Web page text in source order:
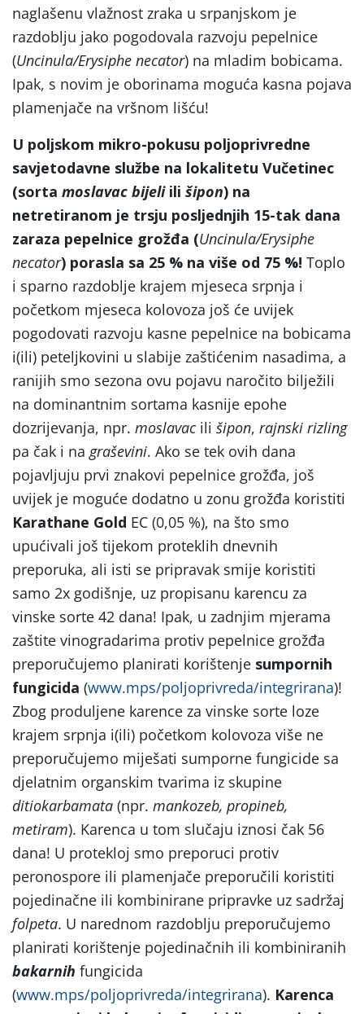
naglašenu vlažnost zraka u srpanjskom je
razdoblju jako pogodovala razvoju pepelnice
(Uncinula/Erysiphe necator) na mladim bobicama.
Ipak, s novim je oborinama moguća kasna pojava
plamenjače na vršnom lišću!
U poljskom mikro-pokusu poljoprivredne
savjetodavne službe na lokalitetu Vučetinec
(sorta moslavac bijeliili šipon) na
netretiranom je trsju posljednjih 15-tak dana
zaraza pepelnice grožđa (Uncinula/Erysiphe
necator) porasla sa 25 % na više od 75 %! Toplo
i sparno razdoblje krajem mjeseca srpnja i
početkom mjeseca kolovoza još će uvijek
pogodovati razvoju kasne pepelnice na bobicama
i(ili) peteljkovini u slabije zaštićenim nasadima, a
ranijih smo sezona ovu pojavu naročito bilježili
na dominantnim sortama kasnije epohe
dozrijevanja, npr. moslavac ili šipon, rajnski rizling
pa čak i na graševini. Ako se tek ovih dana
pojavljuju prvi znakovi pepelnice grožđa, još
uvijek je moguće dodatno u zonu grožđa koristiti
Karathane Gold EC (0,05 %), na što smo
upućivali još tijekom proteklih dnevnih
preporuka, ali isti se pripravak smije koristiti
samo 2x godišnje, uz propisanu karencu za
vinske sorte 42 dana! Ipak, u zadnjim mjerama
zaštite vinogradarima protiv pepelnice grožđa
preporučujemo planirati korištenje sumpornih
fungicida (www.mps/poljoprivreda/integrirana)!
Zbog produljene karence za vinske sorte loze
krajem srpnja i(ili) početkom kolovoza više ne
preporučujemo miješati sumporne fungicide sa
djelatnim organskim tvarima iz skupine
ditiokarbamata (npr. mankozeb, propineb,
metiram). Karenca u tom slučaju iznosi čak 56
dana! U protekloj smo preporuci protiv
peronospore ili plamenjače preporučili koristiti
pojedinačne ili kombinirane pripravke uz sadržaj
folpeta. U narednom razdoblju preporučujemo
planirati korištenje pojedinačnih ili kombiniranih
bakarnih fungicida
(www.mps/poljoprivreda/integrirana). Karenca